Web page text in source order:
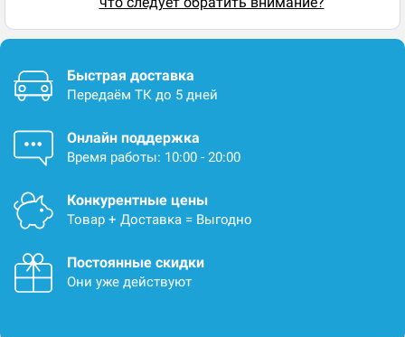
Быстрая доставка
Передаём ТК до 5 дней
Онлайн поддержка
Время работы: 10:00 - 20:00
Конкурентные цены
Товар + Доставка = Выгодно
Постоянные скидки
Они уже действуют